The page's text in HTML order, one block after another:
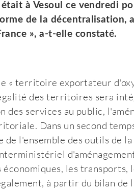
à Vesoul ce vendredi
de la décentralisation,
», a-t-elle constaté.
« territoire exportateur
des territoires sera
services au public,
Dans un second
l'ensemble des outils de
les transports,
à partir du bilan de